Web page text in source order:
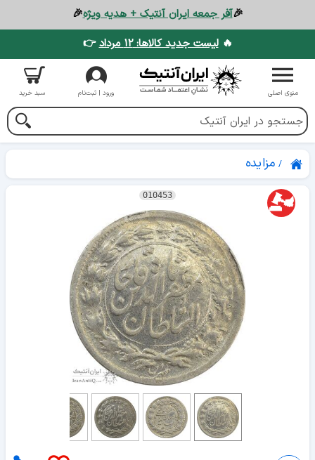
🎉آفر جمعه ایران آنتیک + هدیه ویژه🎉
🔥لیست جدید کالاها: ۱۲ مرداد 👉
منوی اصلی ورود | ثبت‌نام سبد خرید
مزایده
010453